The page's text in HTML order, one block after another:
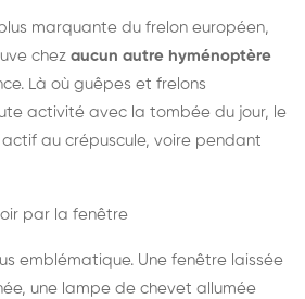
marquante du frelon européen,
chez aucun autre hyménoptère
Là où guêpes et frelons
activité avec la tombée du jour, le
au crépuscule, voire pendant
par la fenêtre
emblématique. Une fenêtre laissée
une lampe de chevet allumée